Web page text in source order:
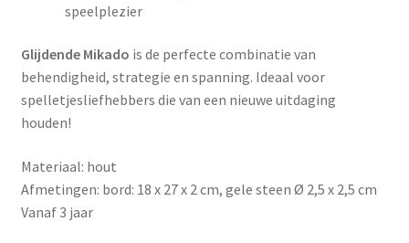
speelplezier
Glijdende Mikado is de perfecte combinatie van
behendigheid, strategie en spanning. Ideaal voor
spelletjesliefhebbers die van een nieuwe uitdaging
houden!
Materiaal: hout
Afmetingen: bord: 18 x 27 x 2 cm, gele steen Ø 2,5 x 2,5 cm
Vanaf 3 jaar